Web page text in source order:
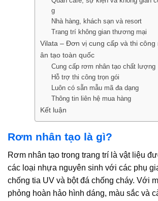
g
Nhà hàng, khách sạn và resort
Trang trí không gian thương mại
Vilata – Đơn vị cung cấp và thi công
ân tạo toàn quốc
Cung cấp rơm nhân tạo chất lượng
Hỗ trợ thi công trọn gói
Luôn có sẵn mẫu mã đa dạng
Thông tin liên hệ mua hàng
Kết luận
Rơm nhân tạo là gì?
Rơm nhân tạo trong trang trí là vật liệu
các loại nhựa nguyên sinh với các phụ
chống tia UV và bột đá chống cháy. Với
phỏng hoàn hảo hình dáng, màu sắc và